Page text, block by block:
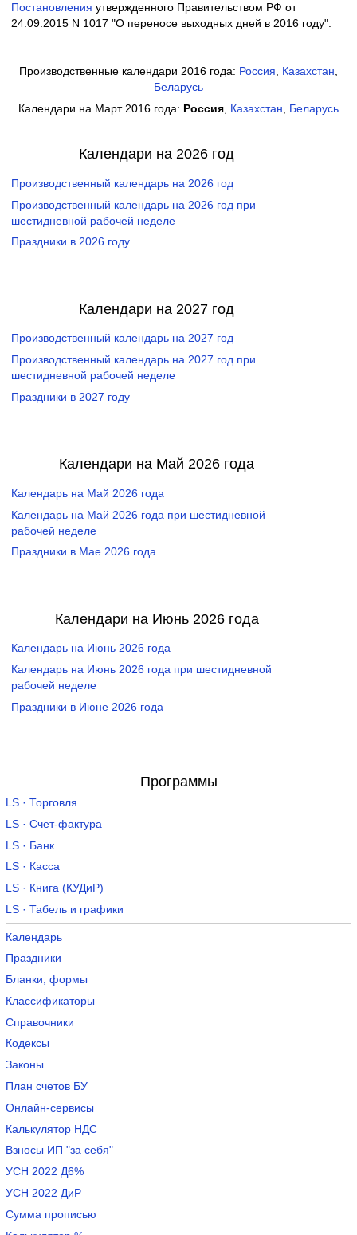
Постановления утвержденного Правительством РФ от
24.09.2015 N 1017 "О переносе выходных дней в 2016 году".
Производственные календари 2016 года: Россия, Казахстан,
Беларусь
Календари на Март 2016 года: Россия, Казахстан, Беларусь
Календари на 2026 год
Производственный календарь на 2026 год
Производственный календарь на 2026 год при
шестидневной рабочей неделе
Праздники в 2026 году
Календари на 2027 год
Производственный календарь на 2027 год
Производственный календарь на 2027 год при
шестидневной рабочей неделе
Праздники в 2027 году
Календари на Май 2026 года
Календарь на Май 2026 года
Календарь на Май 2026 года при шестидневной
рабочей неделе
Праздники в Мае 2026 года
Календари на Июнь 2026 года
Календарь на Июнь 2026 года
Календарь на Июнь 2026 года при шестидневной
рабочей неделе
Праздники в Июне 2026 года
Программы
LS · Торговля
LS · Счет-фактура
LS · Банк
LS · Касса
LS · Книга (КУДиР)
LS · Табель и графики
Календарь
Праздники
Бланки, формы
Классификаторы
Справочники
Кодексы
Законы
План счетов БУ
Онлайн-сервисы
Калькулятор НДС
Взносы ИП "за себя"
УСН 2022 Д6%
УСН 2022 ДиР
Сумма прописью